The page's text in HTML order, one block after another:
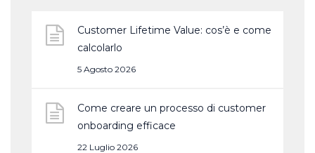
Customer Lifetime Value: cos’è e come
calcolarlo
5 Agosto 2026
Come creare un processo di customer
onboarding efficace
22 Luglio 2026